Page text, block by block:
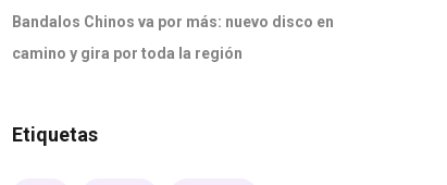
Bandalos Chinos va por más: nuevo disco en
camino y gira por toda la región
Etiquetas